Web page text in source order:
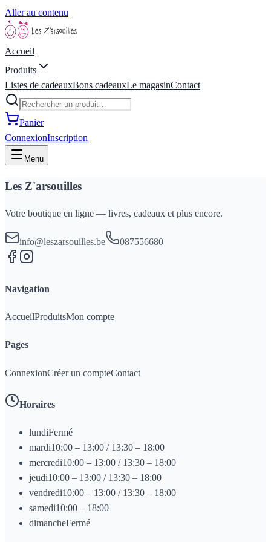
Aller au contenu
Accueil
Produits
Listes de cadeauxBons cadeauxLe magasinContact
Panier
ConnexionInscription
Menu
Les Z'arsouilles
Votre boutique en ligne — livres, cadeaux et plus encore.
info@leszarsouilles.be 087556680
Navigation
AccueilProduitsMon compte
Pages
ConnexionCréer un compteContact
Horaires
lundiFermé
mardi10:00 – 13:00 / 13:30 – 18:00
mercredi10:00 – 13:00 / 13:30 – 18:00
jeudi10:00 – 13:00 / 13:30 – 18:00
vendredi10:00 – 13:00 / 13:30 – 18:00
samedi10:00 – 18:00
dimancheFermé